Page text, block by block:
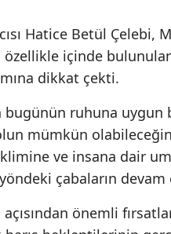
Hatice Betül Çelebi,
içinde
dikkat çekti.
bugünün ruhuna uygun
mümkün
ve insana dair
çabaların
önemli